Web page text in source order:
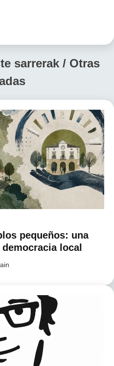
sarrerak / Otras
pequeños: una
democracia local